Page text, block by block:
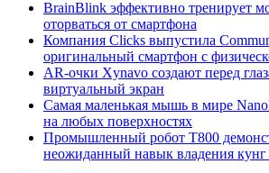
BrainBlink эффективно тренирует
оторваться от смартфона
Компания Clicks выпустила
оригинальный смартфон с
AR-очки Xynavo создают перед
виртуальный экран
Самая маленькая мышь в мире
на любых поверхностях
Промышленный робот Т800
неожиданный навык владения